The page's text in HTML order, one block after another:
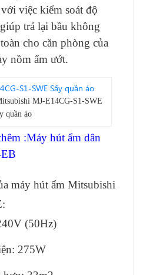
việc kiểm soát độ
trả lại bầu không
cho căn phòng của
nồm ẩm ướt.
E14CG-S1-SWE
quần áo
:Máy hút ẩm dân
máy hút ẩm Mitsubishi
(50Hz)
275W